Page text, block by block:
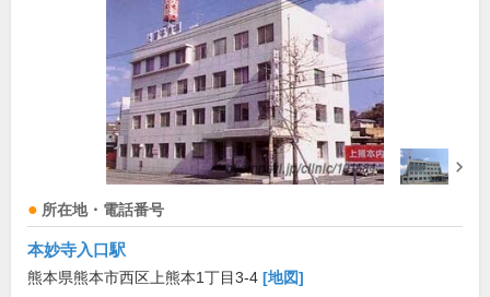
所在地・電話番号
本妙寺入口駅
熊本県熊本市西区上熊本1丁目3-4 [地図]